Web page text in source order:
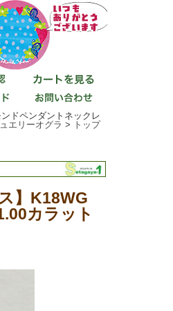
ドペンダントネックレ
エリーオグラ > トップ
】K18WG
カラット